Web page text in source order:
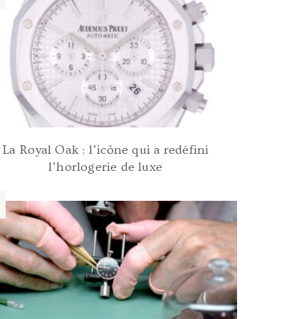
La Royal Oak : l’icône qui a redéfini
l’horlogerie de luxe